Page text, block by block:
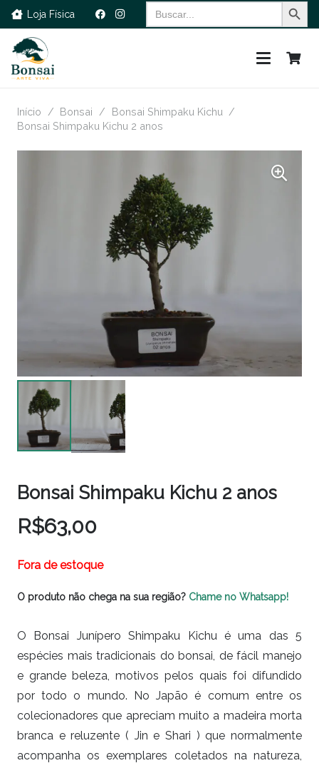
Loja Física
Search
for:
Início / Bonsai / Bonsai Shimpaku Kichu /
Bonsai Shimpaku Kichu 2 anos
Bonsai Shimpaku Kichu 2 anos
R$63,00
Fora de estoque
O produto não chega na sua região? Chame no Whatsapp!
O Bonsai Junípero Shimpaku Kichu é uma das 5
espécies mais tradicionais do bonsai, de fácil manejo
e grande beleza, motivos pelos quais foi difundido
por todo o mundo. No Japão é comum entre os
colecionadores que apreciam muito a madeira morta
branca e reluzente ( Jin e Shari ) que normalmente
acompanha os exemplares coletados na natureza,